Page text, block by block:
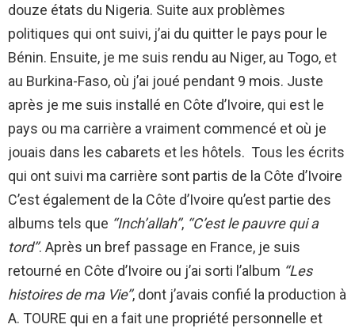
douze états du Nigeria. Suite aux problèmes
politiques qui ont suivi, j’ai du quitter le pays pour le
Bénin. Ensuite, je me suis rendu au Niger, au Togo, et
au Burkina-Faso, où j’ai joué pendant 9 mois. Juste
après je me suis installé en Côte d’Ivoire, qui est le
pays ou ma carrière a vraiment commencé et où je
jouais dans les cabarets et les hôtels. Tous les écrits
qui ont suivi ma carrière sont partis de la Côte d’Ivoire
C’est également de la Côte d’Ivoire qu’est partie des
albums tels que ‘‘Inch’allah’’, ‘‘C’est le pauvre qui a
tord’’. Après un bref passage en France, je suis
retourné en Côte d’Ivoire ou j’ai sorti l’album ‘‘Les
histoires de ma Vie’’, dont j’avais confié la production à
A. TOURE qui en a fait une propriété personnelle et